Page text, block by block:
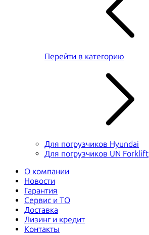
Перейти в категорию
Для погрузчиков Hyundai
Для погрузчиков UN Forklift
О компании
Новости
Гарантия
Сервис и ТО
Доставка
Лизинг и кредит
Контакты